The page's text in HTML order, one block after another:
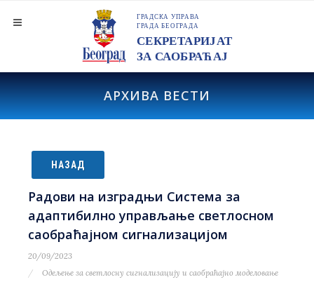
АРХИВА ВЕСТИ
НАЗАД
Радови на изградњи Система за
адаптибилно управљање светлосном
саобраћајном сигнализацијом
20/09/2023
Одељење за светлосну сигнализацију и саобраћајно моделовање